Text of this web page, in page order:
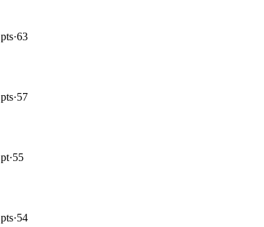
pts·63
pts·57
pt·55
pts·54